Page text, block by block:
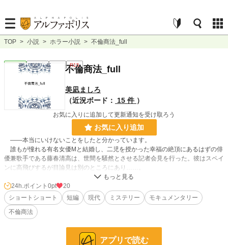
TOP > 小説 > ホラー小説 > 不倫商法_full
ホラー 連載中 R15
不倫商法_full
美凪ましろ
（近況ボード：
15 件 ）
お気に入りに追加して更新通知を受け取ろう
お気に入り追加
――本当にいけないことをしたと分かっています。
誰もが憧れる有名女優Mと結婚し、二児を授かった幸福の絶頂にあるはずの俳
優兼歌手である藤春清高は、世間を騒然とさせる記者会見を行った。彼はスペイ
ンに高飛びするが目論見は別のところにあり……。
不倫を行う当事者、家族、子どもたちが受ける被害、差別をリアルに描いた一
話完結型の短編集。
モキュメンタリー／ミステリー／ホラー要素あり。
小説
8,508 位 / 8,508 件
24h.ポイント 0pt
20
ショートショート
短編 現代 ミステリー
モキュメンタリー
不倫商法
アプリで読む